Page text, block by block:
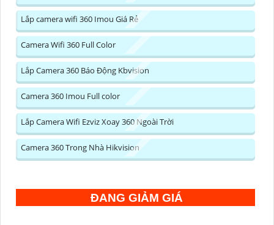
Lắp camera wifi 360 Imou Giá Rẻ
Camera Wifi 360 Full Color
Lắp Camera 360 Báo Động Kbvision
Camera 360 Imou Full color
Lắp Camera Wifi Ezviz Xoay 360 Ngoài Trời
Camera 360 Trong Nhà Hikvision
ĐANG GIẢM GIÁ